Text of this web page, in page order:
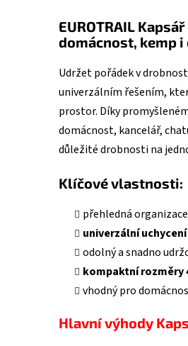
EUROTRAIL
domácnost, kemp
Udržet pořádek v
univerzálním řešením,
prostor. Díky
domácnost, kancelář,
důležité drobnosti na
Klíčové vlastnosti:
přehledná
univerzální
odolný a snadno
kompaktní rozměry
vhodný pro
Hlavní výhody